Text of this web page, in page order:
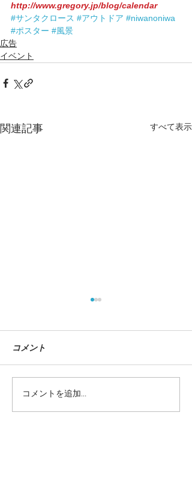
http://www.gregory.jp/blog/calendar
#サンタクロース #アウトドア #niwanoniwa
#ポスター #風景
広告
イベント
関連記事 すべて表示
新拠点『アトリエ・ムテ
ッポー』
コメント
コメントを追加…